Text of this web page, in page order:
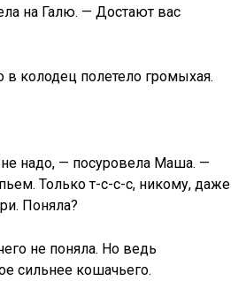
на Галю. — Достают вас
в колодец полетело громыхая.
надо, — посуровела Маша. —
Только т-с-с-с, никому, даже
Поняла?
не поняла. Но ведь
сильнее кошачьего.